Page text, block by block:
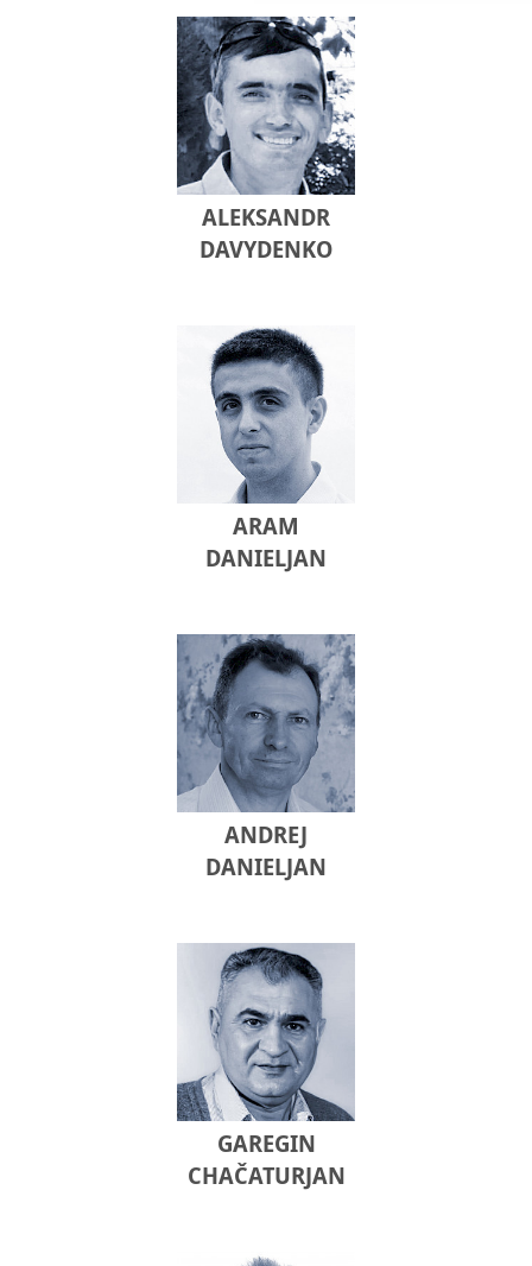
ALEKSANDR
DAVYDENKO
ARAM
DANIELJAN
ANDREJ
DANIELJAN
GAREGIN
CHAČATURJAN